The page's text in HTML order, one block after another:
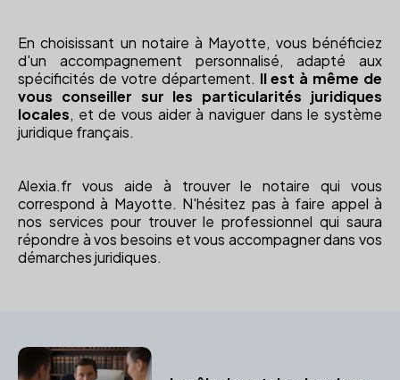
En choisissant un notaire à Mayotte, vous bénéficiez
d'un accompagnement personnalisé, adapté aux
spécificités de votre département. Il est à même de
vous conseiller sur les particularités juridiques
locales, et de vous aider à naviguer dans le système
juridique français.
Alexia.fr vous aide à trouver le notaire qui vous
correspond à Mayotte. N'hésitez pas à faire appel à
nos services pour trouver le professionnel qui saura
répondre à vos besoins et vous accompagner dans vos
démarches juridiques.